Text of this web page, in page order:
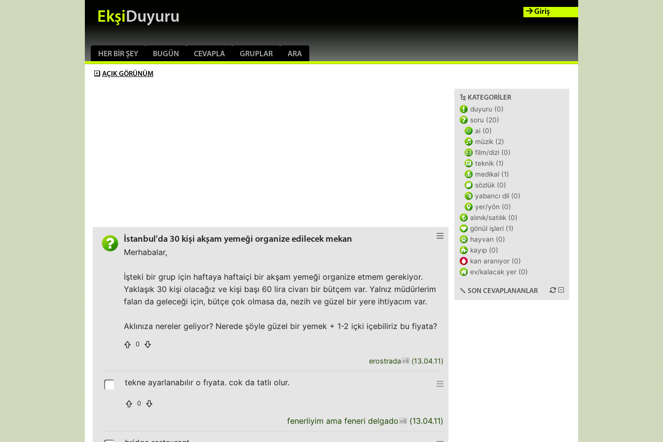
EkşiDuyuru
HER BIR ŞEY BUGÜN CEVAPLA GRUPLAR ARA
Giriş
AÇIK GÖRÜNÜM
İstanbul'da 30 kişi akşam yemeği organize edilecek mekan
Merhabalar,
İşteki bir grup için haftaya haftaiçi bir akşam yemeği organize etmem gerekiyor.
Yaklaşık 30 kişi olacağız ve kişi başı 60 lira civarı bir bütçem var. Yalnız müdürlerim
falan da geleceği için, bütçe çok olmasa da, nezih ve güzel bir yere ihtiyacım var.
Aklınıza nereler geliyor? Nerede şöyle güzel bir yemek + 1-2 içki içebiliriz bu fiyata?
0
erostrada (13.04.11)
tekne ayarlanabılır o fıyata. cok da tatlı olur.
0
fenerliyim ama feneri delgado (13.04.11)
KATEGORILER
duyuru (0)
soru (20)
ai (0)
müzik (2)
film/dizi (0)
teknik (1)
medikal (1)
sözlük (0)
yabancı dil (0)
yer/yön (0)
alınık/satılık (0)
gönül işleri (1)
hayvan (0)
kayıp (0)
kan aranıyor (0)
ev/kalacak yer (0)
SON CEVAPLANANLAR